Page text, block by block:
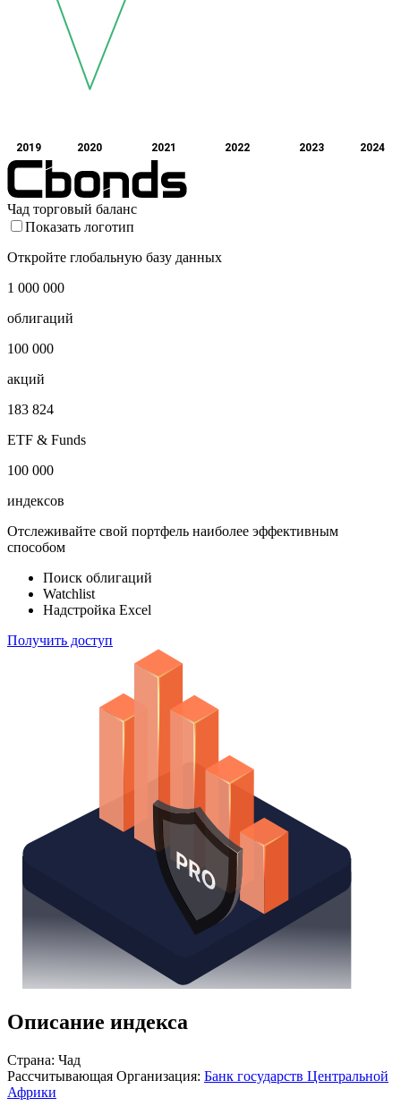
2019 2020 2021 2022 2023 2024
Чад торговый баланс
Показать логотип
Откройте глобальную базу данных
1 000 000
облигаций
100 000
акций
183 824
ETF & Funds
100 000
индексов
Отслеживайте свой портфель наиболее эффективным
способом
Поиск облигаций
Watchlist
Надстройка Excel
Получить доступ
Описание индекса
Страна: Чад
Рассчитывающая Организация: Банк государств Центральной
Африки